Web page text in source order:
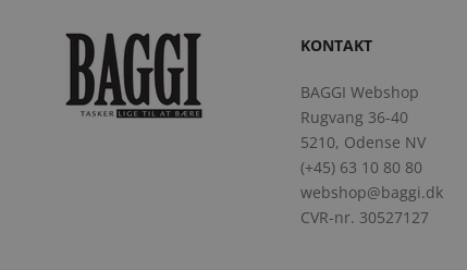
KONTAKT
BAGGI Webshop
Rugvang 36-40
5210, Odense NV
(+45) 63 10 80 80
webshop@baggi.dk
CVR-nr. 30527127